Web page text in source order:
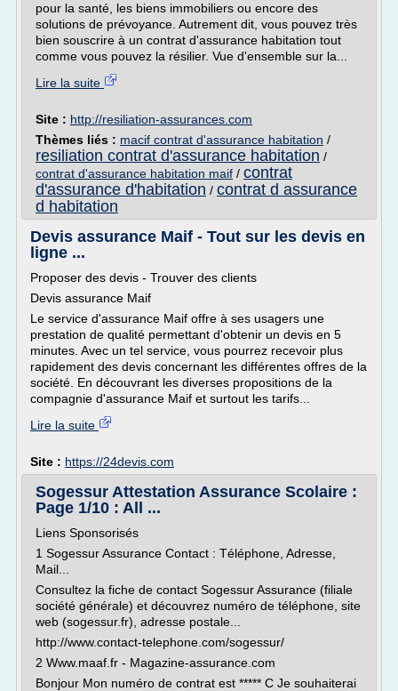
pour la santé, les biens immobiliers ou encore des
solutions de prévoyance. Autrement dit, vous pouvez très
bien souscrire à un contrat d'assurance habitation tout
comme vous pouvez la résilier. Vue d'ensemble sur la...
Lire la suite
Site : http://resiliation-assurances.com
Thèmes liés : macif contrat d'assurance habitation /
resiliation contrat d'assurance habitation /
contrat d'assurance habitation maif / contrat
d'assurance d'habitation / contrat d assurance
d habitation
Devis assurance Maif - Tout sur les devis en
ligne ...
Proposer des devis - Trouver des clients
Devis assurance Maif
Le service d'assurance Maif offre à ses usagers une
prestation de qualité permettant d'obtenir un devis en 5
minutes. Avec un tel service, vous pourrez recevoir plus
rapidement des devis concernant les différentes offres de la
société. En découvrant les diverses propositions de la
compagnie d'assurance Maif et surtout les tarifs...
Lire la suite
Site : https://24devis.com
Sogessur Attestation Assurance Scolaire :
Page 1/10 : All ...
Liens Sponsorisés
1 Sogessur Assurance Contact : Téléphone, Adresse,
Mail...
Consultez la fiche de contact Sogessur Assurance (filiale
société générale) et découvrez numéro de téléphone, site
web (sogessur.fr), adresse postale...
http://www.contact-telephone.com/sogessur/
2 Www.maaf.fr - Magazine-assurance.com
Bonjour Mon numéro de contrat est ***** C Je souhaiterai